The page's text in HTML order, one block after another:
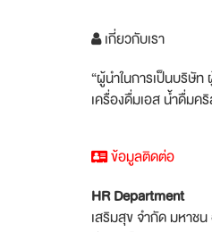
เกี่ยวกับเรา
“ผู้นำในการเป็นบริษั
เครื่องดื่มเอส น้ำดื่มค
ข้อมูลติดต่อ
HR Department
เสริมสุข จำกัด มหาช